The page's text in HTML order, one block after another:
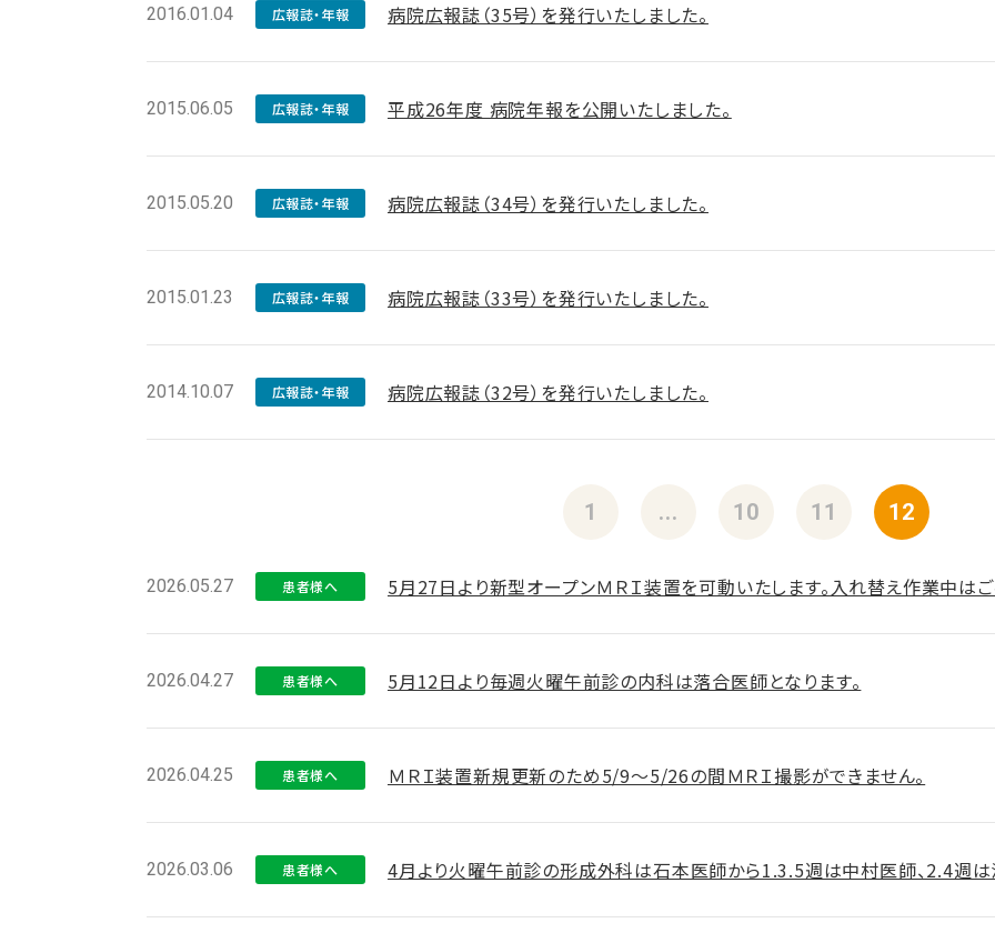
2016.01.04 広報誌・年報 病院広報誌（35号）を発行いたしました。
2015.06.05 広報誌・年報 平成26年度 病院年報を公開いたしました。
2015.05.20 広報誌・年報 病院広報誌（34号）を発行いたしました。
2015.01.23 広報誌・年報 病院広報誌（33号）を発行いたしました。
2014.10.07 広報誌・年報 病院広報誌（32号）を発行いたしました。
1 ... 10 11 12
2026.05.27 患者様へ 5月27日より新型オープンＭＲＩ装置を可動いたします。入れ替え作業中は
2026.04.27 患者様へ 5月12日より毎週火曜午前診の内科は落合医師となります。
2026.04.25 患者様へ ＭＲＩ装置新規更新のため5/9～5/26の間ＭＲＩ撮影ができません。
2026.03.06 患者様へ 4月より火曜午前診の形成外科は石本医師から1.3.5週は中村医師、2.4週は